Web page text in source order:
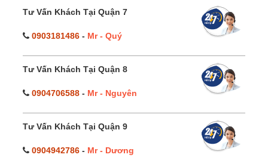
Tư Vấn Khách Tại Quận 7
0903181486 - Mr - Quý
Tư Vấn Khách Tại Quận 8
0904706588 - Mr - Nguyên
Tư Vấn Khách Tại Quận 9
0904942786 - Mr - Dương